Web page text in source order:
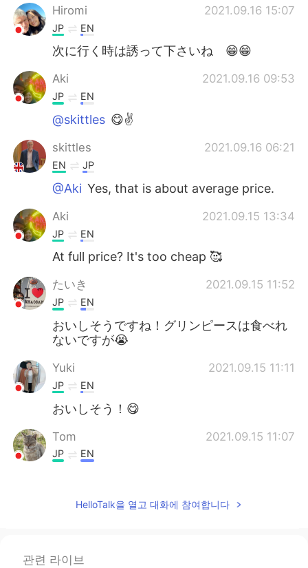
Hiromi 2021.09.16 15:07
JP EN
次に行く時は誘って下さいね 😁😁
Aki 2021.09.16 09:53
JP EN
@skittles 😋✌️
skittles 2021.09.16 06:21
EN JP
@Aki Yes, that is about average price.
Aki 2021.09.15 13:34
JP EN
At full price? It's too cheap 🥰
たいき 2021.09.15 11:52
JP EN
おいしそうですね！グリンピースは食べれ
ないですが😭
Yuki 2021.09.15 11:11
JP EN
おいしそう！😋
Tom 2021.09.15 11:07
JP EN
2021.09.15 11:06
いです😋美味しそう！
HelloTalk을 열고 대화에 참여합니다
관련 라이브